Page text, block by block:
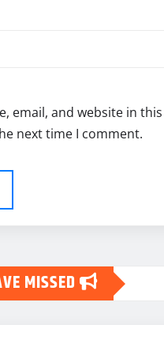
email, and website in this
next time I comment.
MISSED